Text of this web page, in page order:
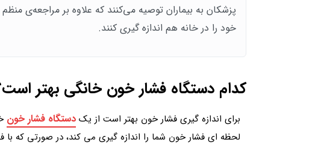
پزشکان به بیماران توصیه می‌کنند که علاوه بر مراجعه‌ی
خود را در خانه هم اندازه گیری کنند.
کدام دستگاه فشار خون خانگی بهتر
برای اندازه گیری فشار خون بهتر است از یک دستگاه فشار خون
لحظه ای فشار خون شما را اندازه گیری می کند، در صورتی که